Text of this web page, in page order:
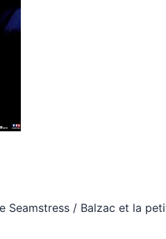
Seamstress / Balzac et la